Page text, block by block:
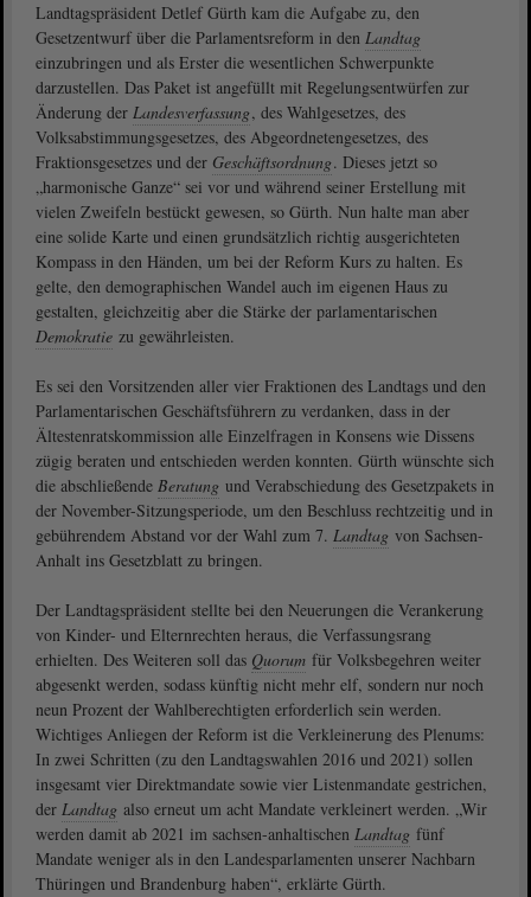
Landtagspräsident Detlef Gürth kam die Aufgabe zu, den
Gesetzentwurf über die Parlamentsreform in den Landtag
einzubringen und als Erster die wesentlichen Schwerpunkte
darzustellen. Das Paket ist angefüllt mit Regelungsentwürfen zur
Änderung der Landesverfassung, des Wahlgesetzes, des
Volksabstimmungsgesetzes, des Abgeordnetengesetzes, des
Fraktionsgesetzes und der Geschäftsordnung. Dieses jetzt so
„harmonische Ganze“ sei vor und während seiner Erstellung mit
vielen Zweifeln bestückt gewesen, so Gürth. Nun halte man aber
eine solide Karte und einen grundsätzlich richtig ausgerichteten
Kompass in den Händen, um bei der Reform Kurs zu halten. Es
gelte, den demographischen Wandel auch im eigenen Haus zu
gestalten, gleichzeitig aber die Stärke der parlamentarischen
Demokratie zu gewährleisten.
Es sei den Vorsitzenden aller vier Fraktionen des Landtags und den
Parlamentarischen Geschäftsführern zu verdanken, dass in der
Ältestenratskommission alle Einzelfragen in Konsens wie Dissens
zügig beraten und entschieden werden konnten. Gürth wünschte sich
die abschließende Beratung und Verabschiedung des Gesetzpakets in
der November-Sitzungsperiode, um den Beschluss rechtzeitig und in
gebührendem Abstand vor der Wahl zum 7. Landtag von Sachsen-
Anhalt ins Gesetzblatt zu bringen.
Der Landtagspräsident stellte bei den Neuerungen die Verankerung
von Kinder- und Elternrechten heraus, die Verfassungsrang
erhielten. Des Weiteren soll das Quorum für Volksbegehren weiter
abgesenkt werden, sodass künftig nicht mehr elf, sondern nur noch
neun Prozent der Wahlberechtigten erforderlich sein werden.
Wichtiges Anliegen der Reform ist die Verkleinerung des Plenums:
In zwei Schritten (zu den Landtagswahlen 2016 und 2021) sollen
insgesamt vier Direktmandate sowie vier Listenmandate gestrichen,
der Landtag also erneut um acht Mandate verkleinert werden. „Wir
werden damit ab 2021 im sachsen-anhaltischen Landtag fünf
Mandate weniger als in den Landesparlamenten unserer Nachbarn
Thüringen und Brandenburg haben“, erklärte Gürth.